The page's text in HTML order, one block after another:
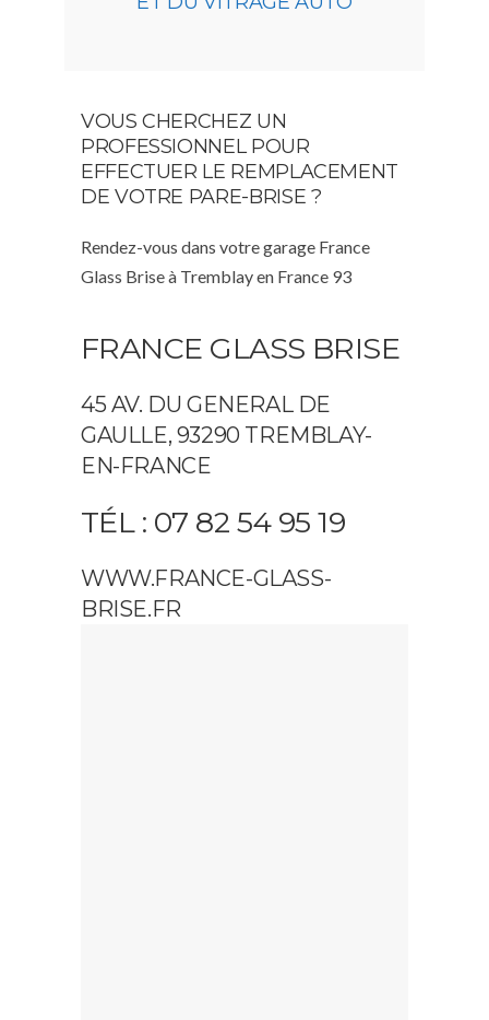
VOUS CHERCHEZ UN
PROFESSIONNEL POUR
EFFECTUER LE REMPLACEMENT
DE VOTRE PARE-BRISE ?
Rendez-vous dans votre garage France
Glass Brise à Tremblay en France 93
FRANCE GLASS BRISE
45 AV. DU GENERAL DE
GAULLE, 93290 TREMBLAY-
EN-FRANCE
TÉL : 07 82 54 95 19
WWW.FRANCE-GLASS-
BRISE.FR